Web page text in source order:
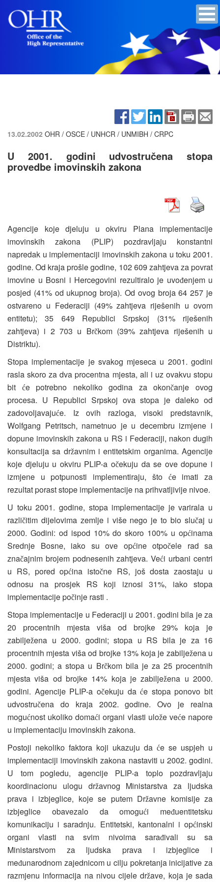
13.02.2002 OHR / OSCE / UNHCR / UNMIBH / CRPC
U 2001. godini udvostručena stopa
provedbe imovinskih zakona
Agencije koje djeluju u okviru Plana implementacije
imovinskih zakona (PLIP) pozdravljaju konstantni
napredak u implementaciji imovinskih zakona u toku 2001.
godine. Od kraja prošle godine, 102 609 zahtjeva za povrat
imovine u Bosni i Hercegovini rezultiralo je uvođenjem u
posjed (41% od ukupnog broja). Od ovog broja 64 257 je
ostvareno u Federaciji (49% zahtjeva riješenih u ovom
entitetu); 35 649 Republici Srpskoj (31% riješenih
zahtjeva) i 2 703 u Brčkom (39% zahtjeva riješenih u
Distriktu).
Stopa implementacije je svakog mjeseca u 2001. godini
rasla skoro za dva procentna mjesta, ali i uz ovakvu stopu
bit
će potrebno nekoliko godina za okončanje ovog
procesa. U Republici Srpskoj ova stopa je daleko od
zadovoljavajuće. Iz ovih razloga, visoki predstavnik,
Wolfgang Petritsch, nametnuo je u decembru izmjene i
dopune imovinskih zakona u RS i Federaciji, nakon dugih
konsultacija sa državnim i entitetskim organima. Agencije
koje djeluju u okviru PLIP-a očekuju da se ove dopune i
izmjene u potpunosti implementiraju, što
će imati za
rezultat porast stope implementacije na prihvatljivije nivoe.
U toku 2001. godine, stopa implementacije je varirala u
različitim dijelovima zemlje i više nego je to bio slučaj u
2000. Godini: od ispod 10% do skoro 100% u općinama
Srednje Bosne, iako su ove općine otpočele rad sa
značajnim brojem podnesenih zahtjeva. Veći urbani centri
u RS, pored općina istočne RS, još dosta zaostaju u
odnosu na prosjek RS koji iznosi 31%, iako stopa
implementacije počinje rasti .
Stopa implementacije u Federaciji u 2001. godini bila je za
20 procentnih mjesta viša od brojke 29% koja je
zabilježena u 2000. godini; stopa u RS bila je za 16
procentnih mjesta viša od brojke 13% koja je zabilježena u
2000. godini; a stopa u Brčkom bila je za 25 procentnih
mjesta viša od brojke 14% koja je zabilježena u 2000.
godini. Agencije PLIP-a očekuju daće stopa ponovo bit
udvostručena do kraja 2002. godine. Ovo je realna
mogućnost ukoliko domaći organi vlasti ulože veće napore
u implementaciju imovinskih zakona.
Postoji nekoliko faktora koji ukazuju da će se uspjeh u
implementaciji imovinskih zakona nastaviti u 2002. godini.
U tom pogledu, agencije PLIP-a toplo pozdravljaju
koordinacionu ulogu državnog Ministarstva za ljudska
prava i izbjeglice, koje se putem Državne komisije za
izbjeglice obavezalo da omogući međuentitetsku
komunikaciju i saradnju. Entitetski, kantonalni i općinski
organi vlasti na svim nivoima sarađivali su sa
Ministarstvom za ljudska prava i izbjeglice i
međunarodnom zajednicom u cilju pokretanja inicijative za
razmjenu informacija na nivou cijele države, koja je sada